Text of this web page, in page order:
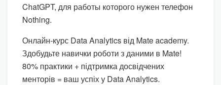
ChatGPT, для работы которого нужен телефон
Nothing.
Онлайн-курс Data Analytics від Mate academy.
Здобудьте навички роботи з даними в Mate!
80% практики + підтримка досвідчених
менторів = ваш успіх у Data Analytics.